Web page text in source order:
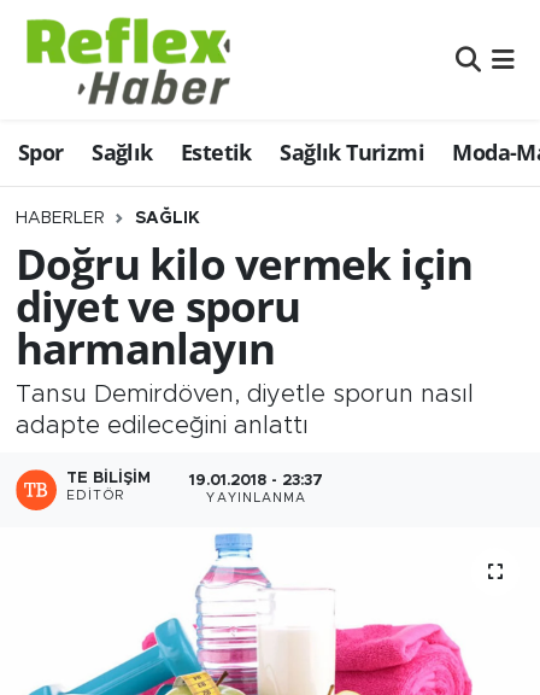
Spor Sağlık Estetik Sağlık Turizmi Moda-
HABERLER SAĞLIK
Doğru kilo vermek için
diyet ve sporu
harmanlayın
Tansu Demirdöven, diyetle sporun nasıl
adapte edileceğini anlattı
TE BILIŞIM
EDITÖR
19.01.2018 - 23:37
YAYINLANMA
Eğitim
Estetik
Firmalardan
Güncel
İş ve Ekonomi
Moda-Magazin-Eğlence
Nöbetçi Eczaneler
Hava Durumu
Namaz Vakitleri
Trafik Durumu
Şampiyonlar Ligi Puan Durumu ve Fikstür
Tüm Manşetler